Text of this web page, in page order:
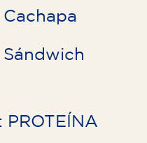
Cachapa
Sándwich
PROTEÍNA